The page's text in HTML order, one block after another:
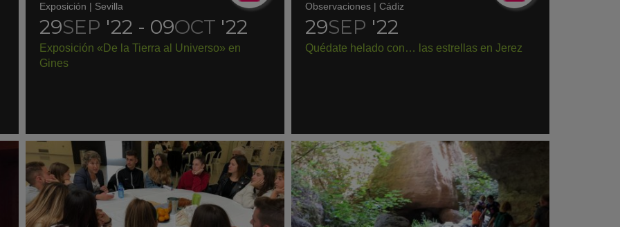
Exposición | Sevilla
29SEP '22 - 09OCT '22
Exposición «De la Tierra al Universo» en
Gines
Observaciones| Cádiz
29SEP '22
Quédate helado con… las estrellas en Jerez